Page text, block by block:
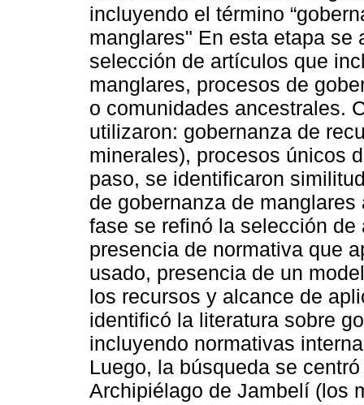
incluyendo el término
manglares" En esta etapa
selección de artículos que
manglares, procesos de
o comunidades ancestrales.
utilizaron: gobernanza de
minerales), procesos únicos
paso, se identificaron
de gobernanza de
fase se refinó la selección
presencia de normativa que
usado, presencia de un
los recursos y alcance de
identificó la literatura sobre
incluyendo normativas
Luego, la búsqueda se
Archipiélago de Jambelí (los